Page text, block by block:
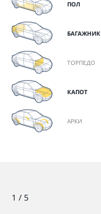
ПОЛ
БАГАЖНИК
ТОРПЕДО
КАПОТ
АРКИ
1 / 5